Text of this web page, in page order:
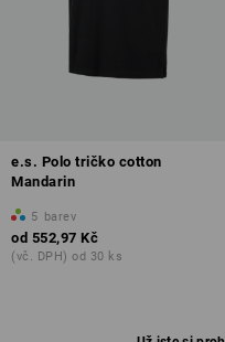
e.s. Polo tričko cotton
Mandarin
5 barev
od 552,97 Kč
(vč. DPH) od 30 ks